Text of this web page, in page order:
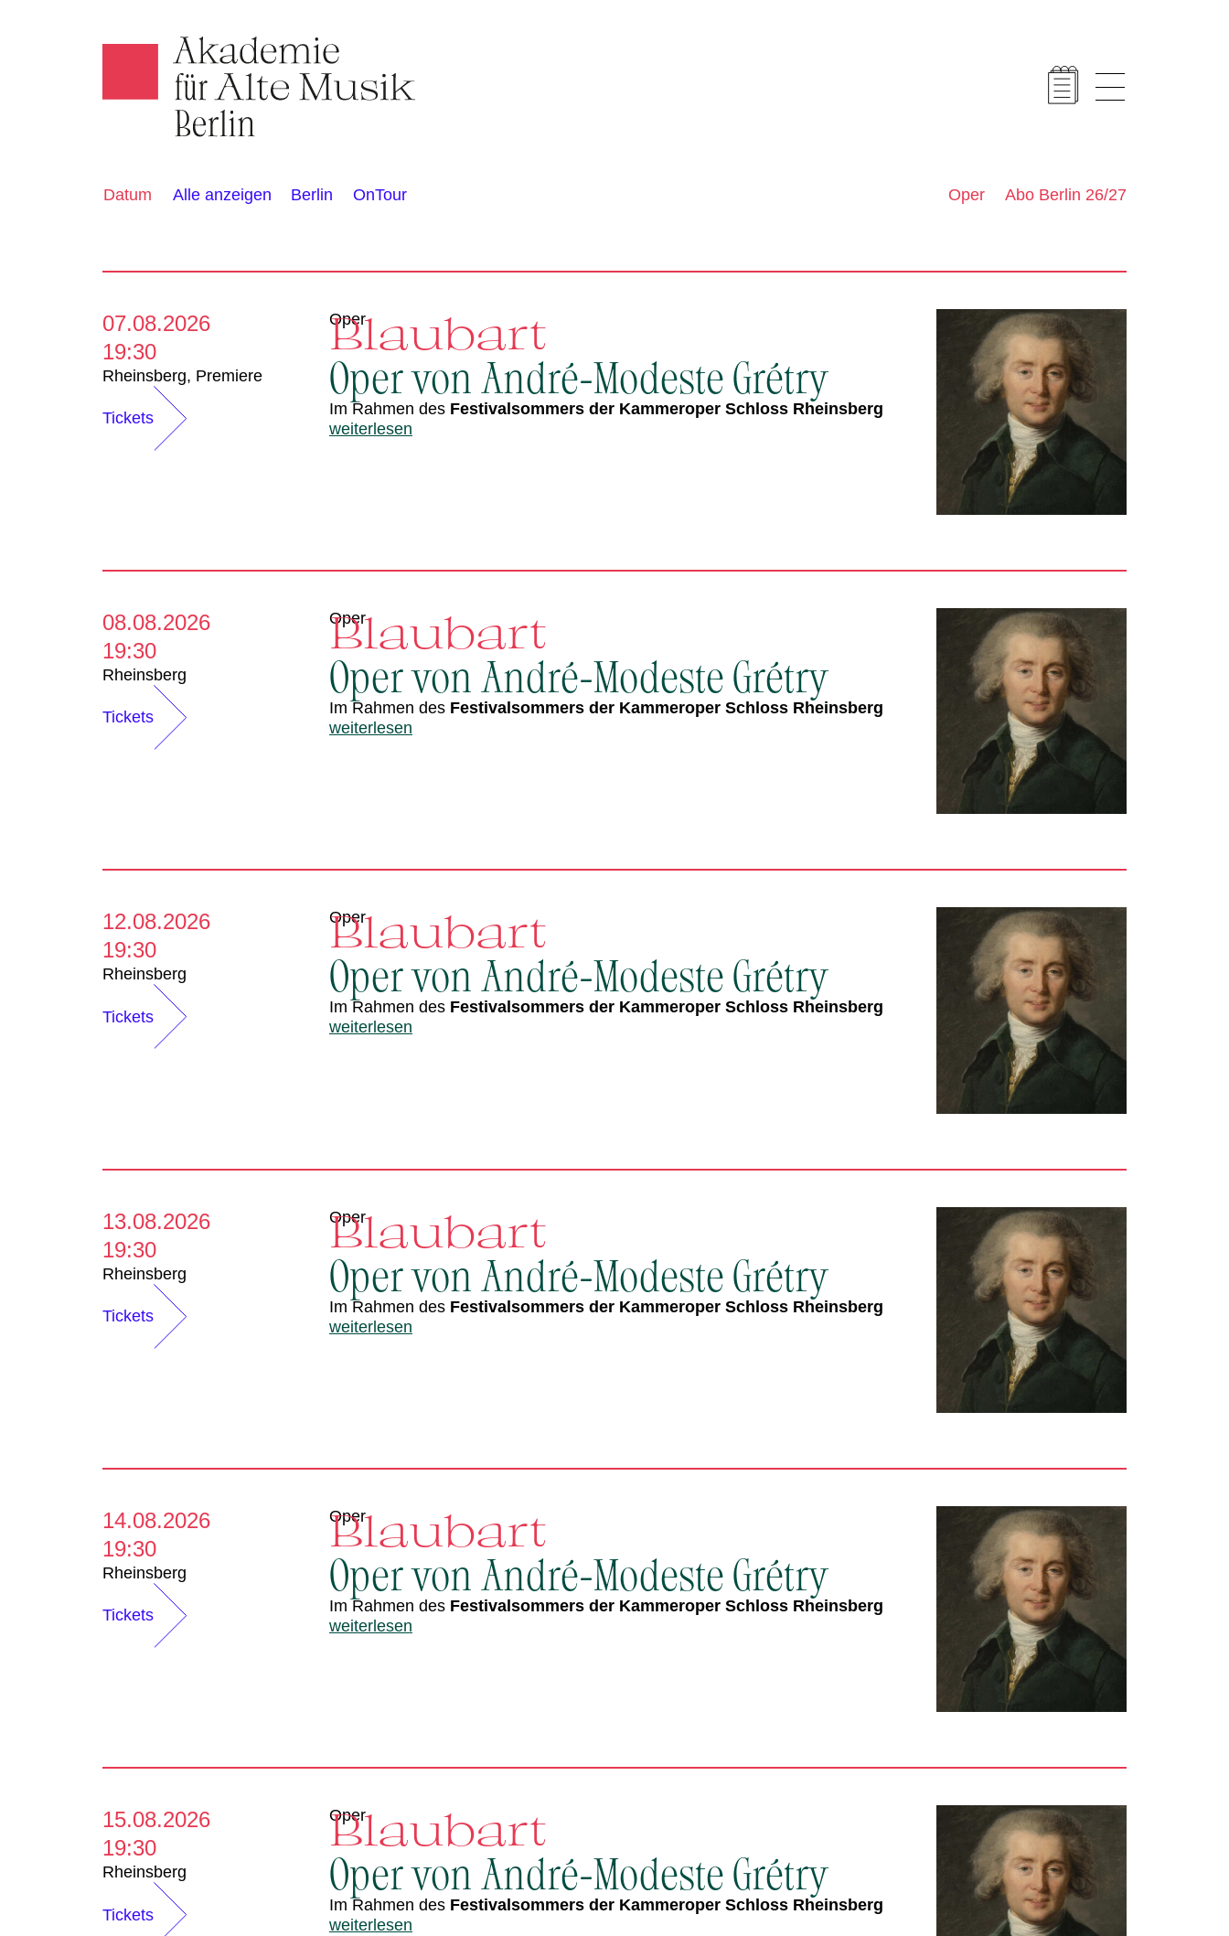
Akamus
K
l
e
n
d
Datum Alle anzeigen Berlin OnTour Oper Abo Berlin 26/27
07.08.2026
19:30
Rheinsberg, Premiere
Tickets
Oper
Blaubart
Oper von André-Modeste Grétry
Im Rahmen des Festivalsommers der Kammeroper Schloss Rheinsberg
weiterlesen
08.08.2026
19:30
Rheinsberg
Tickets
Oper
Blaubart
Oper von André-Modeste Grétry
Im Rahmen des Festivalsommers der Kammeroper Schloss Rheinsberg
weiterlesen
12.08.2026
19:30
Rheinsberg
Tickets
Oper
Blaubart
Oper von André-Modeste Grétry
Im Rahmen des Festivalsommers der Kammeroper Schloss Rheinsberg
weiterlesen
13.08.2026
19:30
Rheinsberg
Tickets
Oper
Blaubart
Oper von André-Modeste Grétry
Im Rahmen des Festivalsommers der Kammeroper Schloss Rheinsberg
weiterlesen
14.08.2026
19:30
Rheinsberg
Tickets
Oper
Blaubart
Oper von André-Modeste Grétry
Im Rahmen des Festivalsommers der Kammeroper Schloss Rheinsberg
weiterlesen
15.08.2026
19:30
Rheinsberg
Tickets
Oper
Blaubart
Oper von André-Modeste Grétry
Im Rahmen des Festivalsommers der Kammeroper Schloss Rheinsberg
weiterlesen